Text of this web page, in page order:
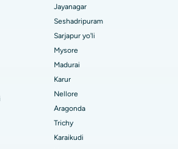
toping
toping
eng yaxshi shifoxona
eng yaxshi shifoxona
eng yaxshi kasalxona, Bangalor
bo'limdagi eng yaxshi kasalxona
yo'lidagi eng yaxshi kasalxona
shahridagi eng yaxshi shifoxona
embolizatsiyasi
operatsiyasi
Jayanagar
Seshadripuram
Sarjapur yo'li
Mysore
Madurai
Karur
Nellore
Aragonda
Trichy
Karaikudi